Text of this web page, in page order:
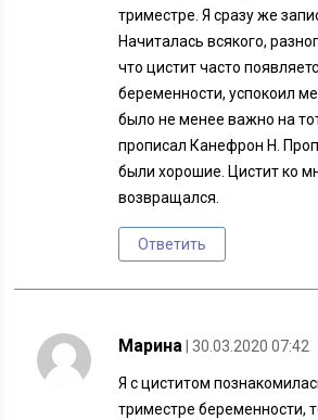
триместре. Я сразу же
Начиталась всякого,
что цистит часто
беременности, успокоил
было не менее важно на
прописал Канефрон Н.
были хорошие. Цистит ко
возвращался.
Ответить
Марина | 30.03.2020 07:42
Я с циститом
триместре беременности,